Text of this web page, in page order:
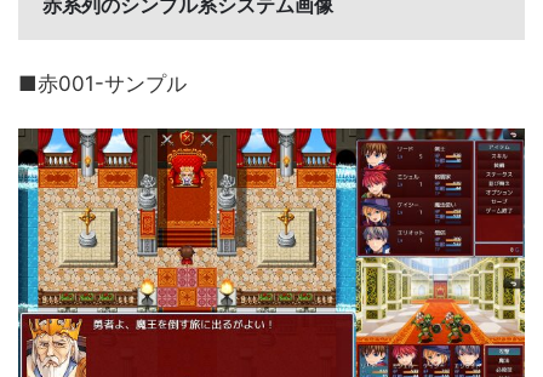
■赤001-サンプル